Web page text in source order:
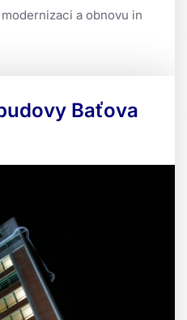
a obnovu in
Baťova